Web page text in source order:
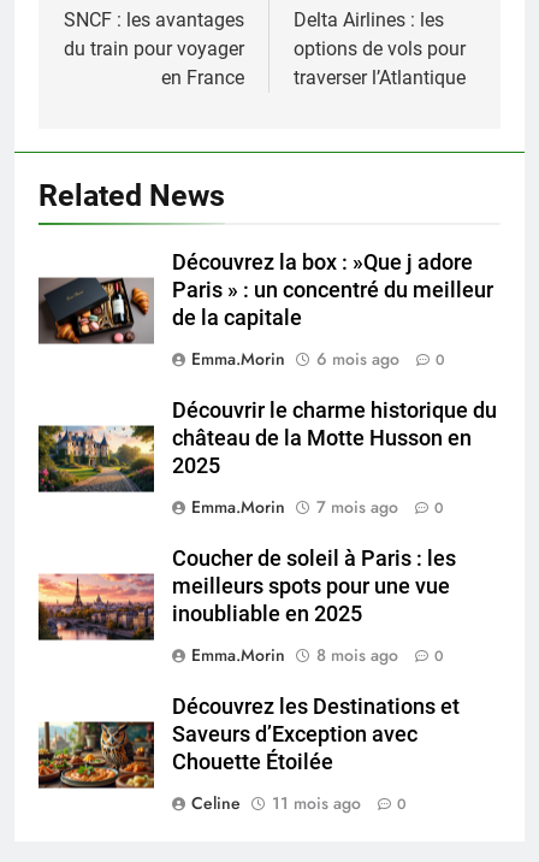
de
l’article
SNCF : les avantages
du train pour voyager
en France
Delta Airlines : les
options de vols pour
traverser l’Atlantique
Related News
Découvrez la box : »Que j adore
Paris » : un concentré du meilleur
de la capitale
Emma.Morin
6 mois ago 0
Découvrir le charme historique du
château de la Motte Husson en
2025
Emma.Morin
7 mois ago 0
Coucher de soleil à Paris : les
meilleurs spots pour une vue
inoubliable en 2025
Emma.Morin
8 mois ago 0
Découvrez les Destinations et
Saveurs d’Exception avec
Chouette Étoilée
Celine
11 mois ago 0